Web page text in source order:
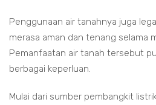
Penggunaan air tanahnya juga
merasa aman dan tenang selama
Pemanfaatan air tanah tersebut
berbagai keperluan.
Mulai dari sumber pembangkit